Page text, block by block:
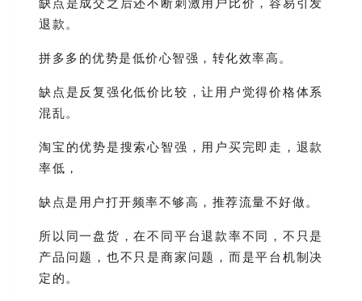
缺点是成交之后还不断刺激用户比价，容易引发
退款。
拼多多的优势是低价心智强，转化效率高。
缺点是反复强化低价比较，让用户觉得价格体系
混乱。
淘宝的优势是搜索心智强，用户买完即走，退款
率低，
缺点是用户打开频率不够高，推荐流量不好做。
所以同一盘货，在不同平台退款率不同，不只是
产品问题，也不只是商家问题，而是平台机制决
定的。